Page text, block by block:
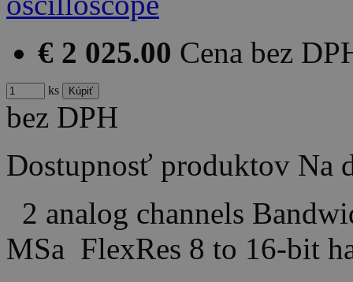
€ 2 025.00 Cena bez
ks
bez DPH
Dostupnosť produktov Na
2 analog channels
MSa FlexRes 8 to 16-bit